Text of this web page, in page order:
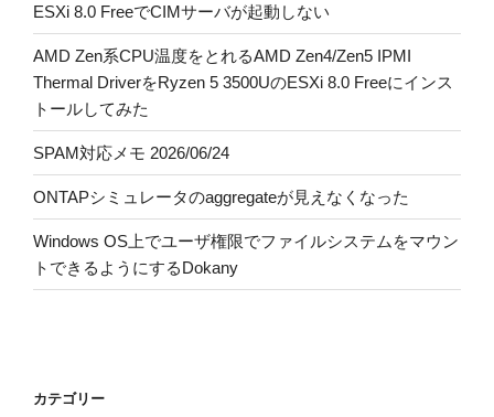
ESXi 8.0 FreeでCIMサーバが起動しない
AMD Zen系CPU温度をとれるAMD Zen4/Zen5 IPMI
Thermal DriverをRyzen 5 3500UのESXi 8.0 Freeにインス
トールしてみた
SPAM対応メモ 2026/06/24
ONTAPシミュレータのaggregateが見えなくなった
Windows OS上でユーザ権限でファイルシステムをマウン
トできるようにするDokany
カテゴリー